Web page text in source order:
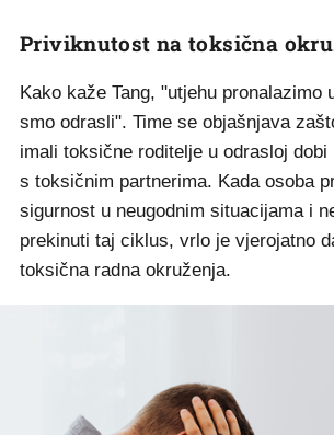
Priviknutost na toksična
Kako kaže Tang, "utjehu pronalazimo
smo odrasli". Time se objašnjava
imali toksične roditelje u odrasloj dobi
s toksičnim partnerima. Kada osoba
sigurnost u neugodnim situacijama i
prekinuti taj ciklus, vrlo je vjerojatno
toksična radna okruženja.